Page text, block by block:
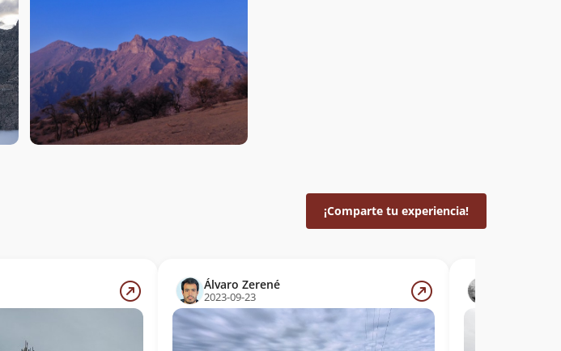
¡Comparte tu experiencia!
Álvaro Zerené
2023-09-23